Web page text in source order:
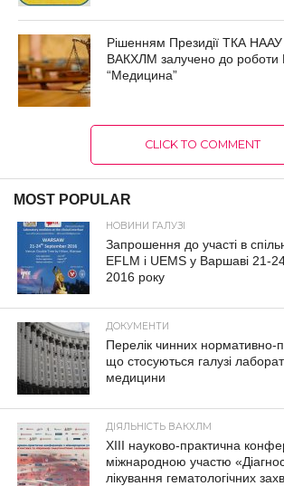
Рішенням Президії ТКА НААУ
ВАКХЛМ залучено до роботи
“Медицина”
CLICK TO COMMENT
MOST POPULAR
НОВИНИ ГАЛУЗІ
Запрошення до участі в
EFLM і UEMS у Варшаві 21-
2016 року
ДОКУМЕНТИ
Перелік чинних нормативно-
що стосуються галузі
медицини
ДІЯЛЬНІСТЬ ВАКХЛМ
XIII науково-практична
міжнародною участю
лікування гематологічних